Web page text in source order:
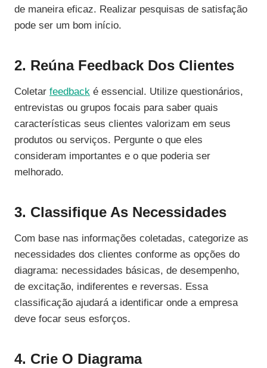
de maneira eficaz. Realizar pesquisas de satisfação
pode ser um bom início.
2. Reúna Feedback Dos Clientes
Coletar feedback é essencial. Utilize questionários,
entrevistas ou grupos focais para saber quais
características seus clientes valorizam em seus
produtos ou serviços. Pergunte o que eles
consideram importantes e o que poderia ser
melhorado.
3. Classifique As Necessidades
Com base nas informações coletadas, categorize as
necessidades dos clientes conforme as opções do
diagrama: necessidades básicas, de desempenho,
de excitação, indiferentes e reversas. Essa
classificação ajudará a identificar onde a empresa
deve focar seus esforços.
4. Crie O Diagrama